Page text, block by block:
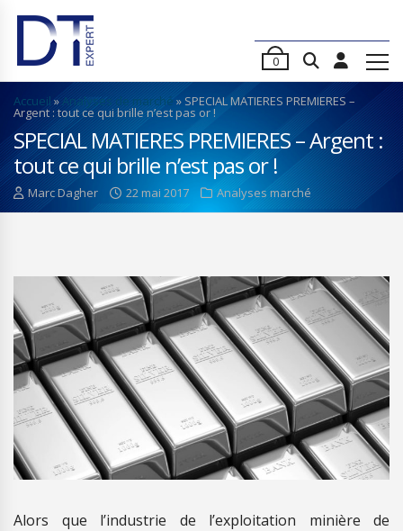
0
Accueil »Analyses de marché » SPECIAL MATIERES PREMIERES –
Argent : tout ce qui brille n’est pas or !
SPECIAL MATIERES PREMIERES – Argent :
tout ce qui brille n’est pas or !
Marc Dagher 22 mai 2017 Analyses marché
Alors que l’industrie de l’exploitation minière de